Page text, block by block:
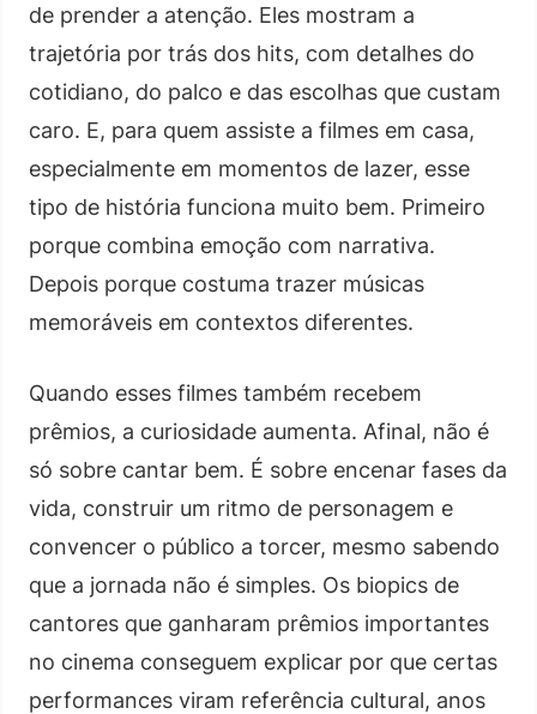
de prender a atenção. Eles mostram a
trajetória por trás dos hits, com detalhes do
cotidiano, do palco e das escolhas que custam
caro. E, para quem assiste a filmes em casa,
especialmente em momentos de lazer, esse
tipo de história funciona muito bem. Primeiro
porque combina emoção com narrativa.
Depois porque costuma trazer músicas
memoráveis em contextos diferentes.
Quando esses filmes também recebem
prêmios, a curiosidade aumenta. Afinal, não é
só sobre cantar bem. É sobre encenar fases da
vida, construir um ritmo de personagem e
convencer o público a torcer, mesmo sabendo
que a jornada não é simples. Os biopics de
cantores que ganharam prêmios importantes
no cinema conseguem explicar por que certas
performances viram referência cultural, anos